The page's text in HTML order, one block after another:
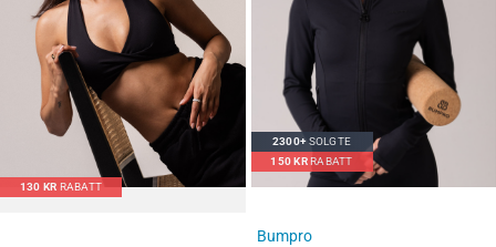
130 KR RABATT
2300+SOLGTE
150KRRABATT
Bumpro